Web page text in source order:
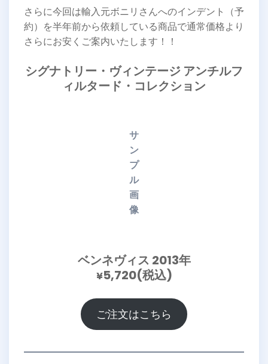
さらに今回は輸入元ボニリさんへのインデント（予
約）を半年前から依頼している商品で通常価格より
さらにお安くご案内いたします！！
シグナトリー・ヴィンテージ アンチルフ
ィルタード・コレクション
サ
ン
プ
ル
画
像
ベンネヴィス 2013年
¥5,720(税込)
ご注文はこちら